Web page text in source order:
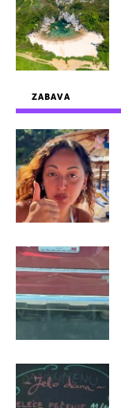
ZABAVA